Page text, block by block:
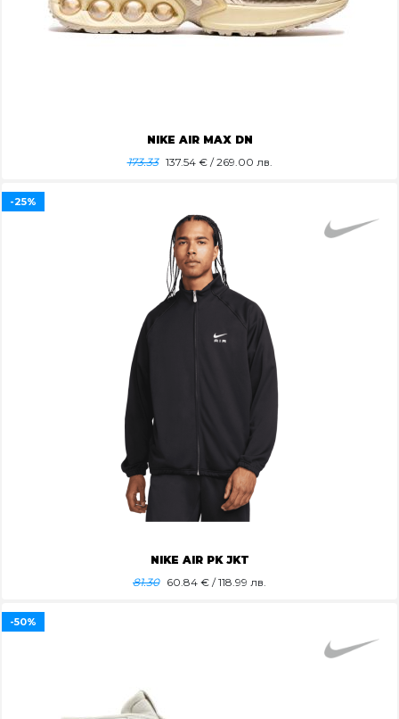
NIKE AIR MAX DN
173.33 137.54€ / 269.00 лв.
NIKE AIR PK JKT
81.30 60.84 € / 118.99 лв.
-25%
-50%